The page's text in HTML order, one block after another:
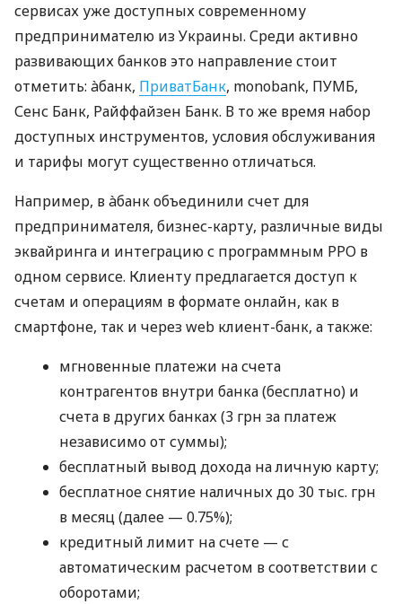
сервисах уже доступных современному
предпринимателю из Украины. Среди активно
развивающих банков это направление стоит
отметить: àбанк, ПриватБанк, monobank, ПУМБ,
Сенс Банк, Райффайзен Банк. В то же время набор
доступных инструментов, условия обслуживания
и тарифы могут существенно отличаться.
Например, в àбанк объединили счет для
предпринимателя, бизнес-карту, различные виды
эквайринга и интеграцию с программным РРО в
одном сервисе. Клиенту предлагается доступ к
счетам и операциям в формате онлайн, как в
смартфоне, так и через web клиент-банк, а также:
мгновенные платежи на счета
контрагентов внутри банка (бесплатно) и
счета в других банках (3 грн за платеж
независимо от суммы);
бесплатный вывод дохода на личную карту;
бесплатное снятие наличных до 30 тыс. грн
в месяц (далее — 0.75%);
кредитный лимит на счете — с
автоматическим расчетом в соответствии с
оборотами;